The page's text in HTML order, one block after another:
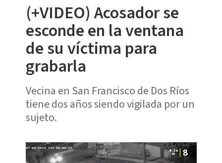
(+VIDEO) Acosador se
esconde en la ventana
de su víctima para
grabarla
Vecina en San Francisco de Dos Ríos
tiene dos años siendo vigilada por un
sujeto.